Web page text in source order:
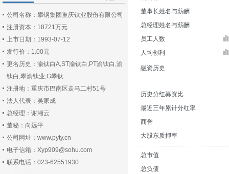
公司名称：攀钢集团重庆钛业股份有限公司
注册资本：18721万元
上市日期：1993-07-12
发行价：1.00元
更名历史：渝钛白A,ST渝钛白,PT渝钛白,渝
钛白,攀渝钛业,G攀钛
注册地：重庆市巴南区走马二村51号
法人代表：吴家成
总经理：谢湘云
董秘：向远平
公司网址：www.pyty.cn
电子信箱：Xyp909@sohu.com
联系电话：023-62551930
董事长姓名与薪酬
总经理姓名与薪酬
员工人数
人均创利
融资历史
历史分红募资比
最近三年累计分红率
商誉
大股东质押率
总市值
总负债